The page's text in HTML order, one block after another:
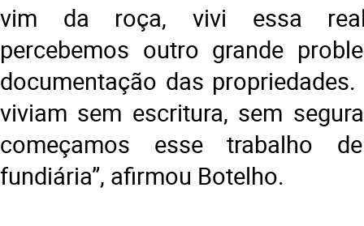
vim da roça, vivi essa
percebemos outro grande
documentação das
viviam sem escritura, sem
começamos esse trabalho
fundiária”, afirmou Botelho.